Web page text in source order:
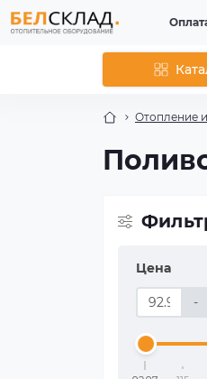
Отопление
Цена
-